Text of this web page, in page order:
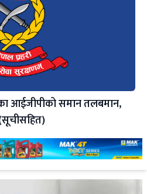
आईजीपीको समान तलबमान,